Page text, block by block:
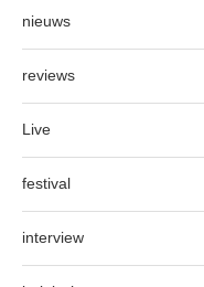
nieuws
reviews
Live
festival
interview